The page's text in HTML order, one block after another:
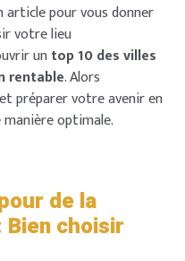
article pour vous donner
votre lieu
untop 10 des villes
rentable. Alors
préparer votre avenir en
optimale.
de la
choisir